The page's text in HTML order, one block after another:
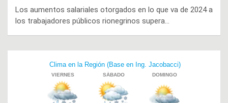
Los aumentos salariales otorgados en lo que va de 2024 a
los trabajadores públicos rionegrinos supera…